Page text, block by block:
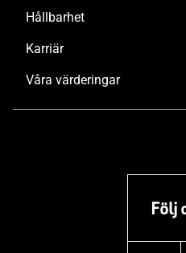
Hållbarhet
Karriär
Våra värderingar
Följ